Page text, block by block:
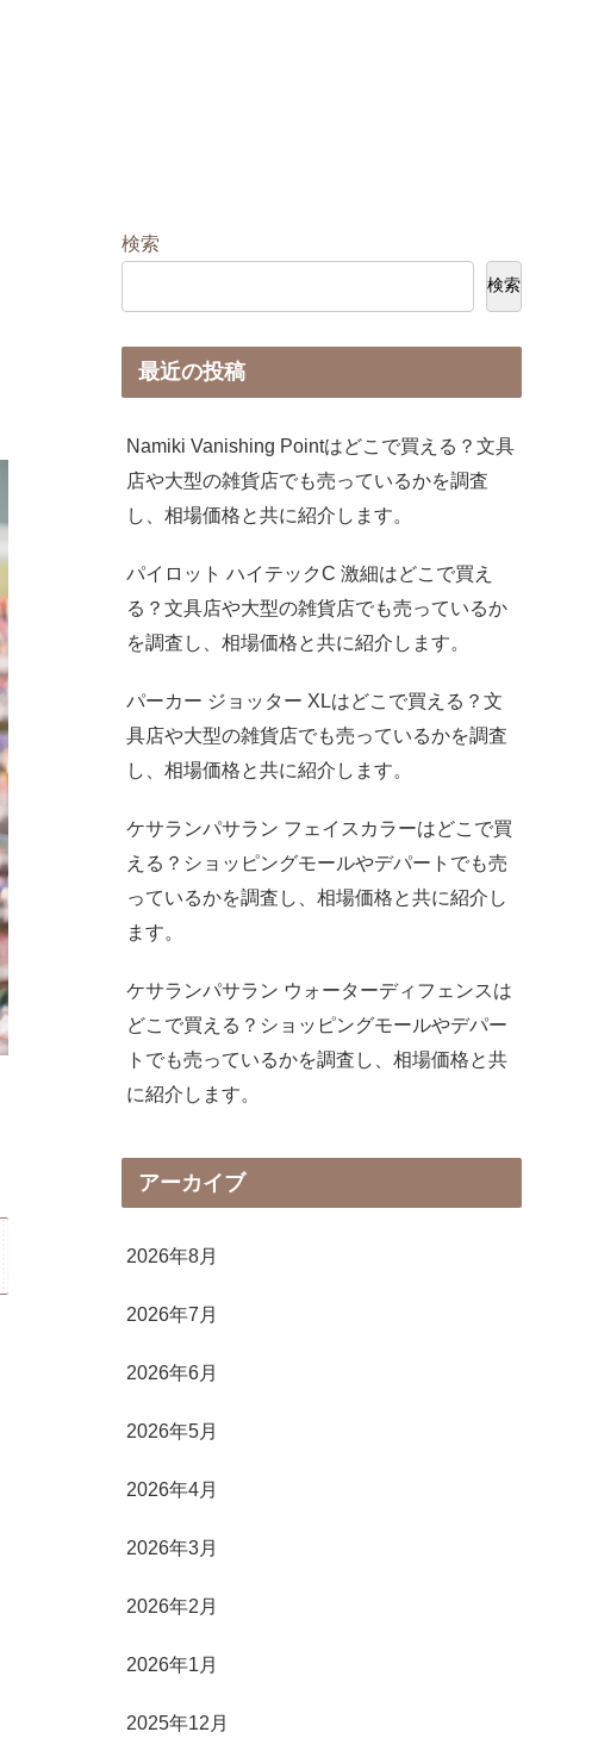
検索
検索
最近の投稿
Namiki Vanishing Pointはどこで買える？文具
店や大型の雑貨店でも売っているかを調査
し、相場価格と共に紹介します。
パイロット ハイテックC 激細はどこで買え
る？文具店や大型の雑貨店でも売っているか
を調査し、相場価格と共に紹介します。
パーカー ジョッター XLはどこで買える？文
具店や大型の雑貨店でも売っているかを調査
し、相場価格と共に紹介します。
ケサランパサラン フェイスカラーはどこで買
える？ショッピングモールやデパートでも売
っているかを調査し、相場価格と共に紹介し
ます。
ケサランパサラン ウォーターディフェンスは
どこで買える？ショッピングモールやデパー
トでも売っているかを調査し、相場価格と共
に紹介します。
アーカイブ
2026年8月
2026年7月
2026年6月
2026年5月
2026年4月
2026年3月
2026年2月
2026年1月
2025年12月